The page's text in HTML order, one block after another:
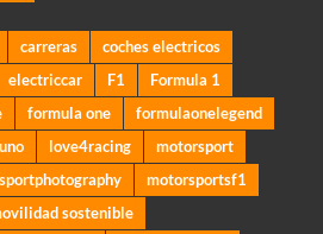
carreras
coches electricos
electriccar F1
Formula 1
formula one
formulaonelegend
love4racing
motorsport
motorsportsf1
sostenible